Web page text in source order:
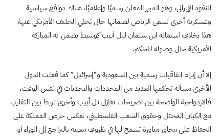
النفوذ الإيراني، وهو المبرر المعلن رسميًا وإعلاميًا، هناك دوافع سياسية
وعسكرية أخرى تسعى الرياض لضمانها حال تخلي الحليف الأمريكي عنها،
هذا بخلاف استمالة ابن سلمان لتل أبيب كوسيط يضمن له المباركة
الأمريكية حال وصوله للحكم.
إلا أن إبرام اتفاقيات رسمية بين السعودية و”إسرائيل” كما فعلت الدول
الأخرى مسألة تحكمها العديد من المحددات والتحديات في نفس الوقت،
فالازدواجية الواضحة بين تصريحات تغازل تل أبيب وأخرى تربط بين التقارب
مع الكيان المحتل وحقوق الشعب الفلسطيني، تعكس حرص المملكة على
الحفاظ على محاور مناورة تسمح لها في ظروف معينة بالتراجع إلى الوراء أو